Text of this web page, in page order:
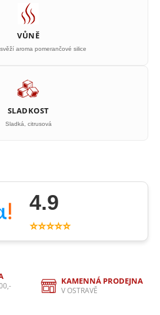
VŮNĚ
aroma pomerančové silice
SLADKOST
Sladká, citrusová
4.9
⭐⭐⭐⭐⭐
KAMENNÁ PRODEJNA
V OSTRAVĚ